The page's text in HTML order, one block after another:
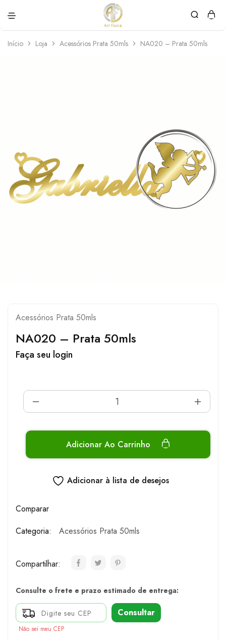
Force
personalizadas
Início Loja Acessórios Prata 50mls NA020 – Prata 50mls
Acessórios Prata 50mls
NA020 – Prata 50mls
Faça seu login
Adicionar Ao Carrinho
Adicionar à lista de desejos
Comparar
Categoria:
Acessórios Prata 50mls
Compartilhar:
Consulte o frete e prazo estimado de entrega:
Consultar
Não sei meu CEP